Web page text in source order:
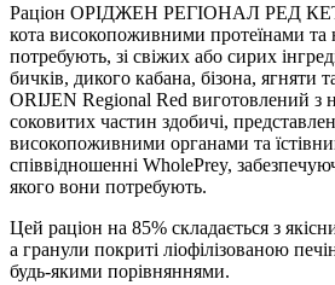
Раціон ОРІДЖЕН РЕГІОНАЛ РЕД КЕТ
кота високопоживними протеїнами та
потребують, зі свіжих або сирих
бичків, дикого кабана, бізона, ягняти
ORIJEN Regional Red виготовлений з
соковитих частин здобичі,
високопоживними органами та
співвідношенні WholePrey,
якого вони потребують.
Цей раціон на 85% складається з
а гранули покриті ліофілізованою
будь-якими порівняннями.